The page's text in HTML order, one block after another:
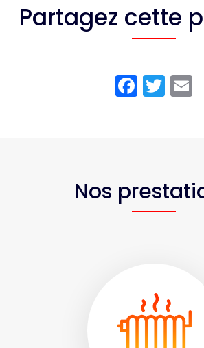
Partagez cette
Nos